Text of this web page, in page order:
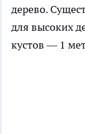
дерево.
для высоких
кустов — 1